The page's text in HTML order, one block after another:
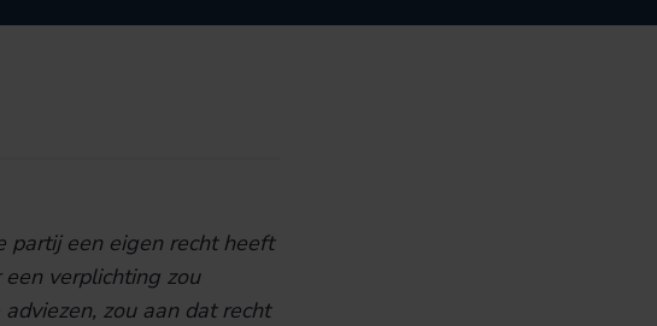
partij een eigen recht heeft
verplichting zou
zou aan dat recht